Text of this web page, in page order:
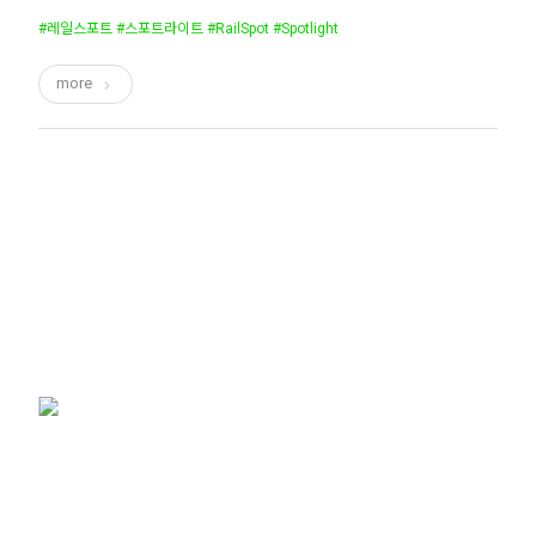
#레일스포트 #스포트라이트 #RailSpot #Spotlight
more